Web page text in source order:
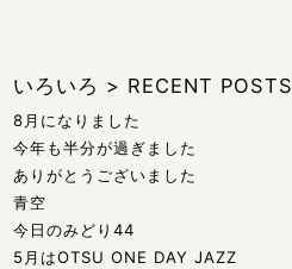
いろいろ > RECENT POSTS
8月になりました
今年も半分が過ぎました
ありがとうございました
青空
今日のみどり44
5月はOTSU ONE DAY JAZZ